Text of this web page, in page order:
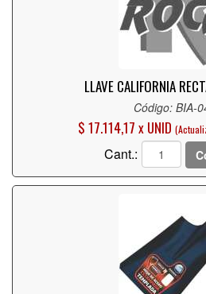
LLAVE CALIFORNIA
Código: BIA-
$ 17.114,17 x UNID
Cant.: